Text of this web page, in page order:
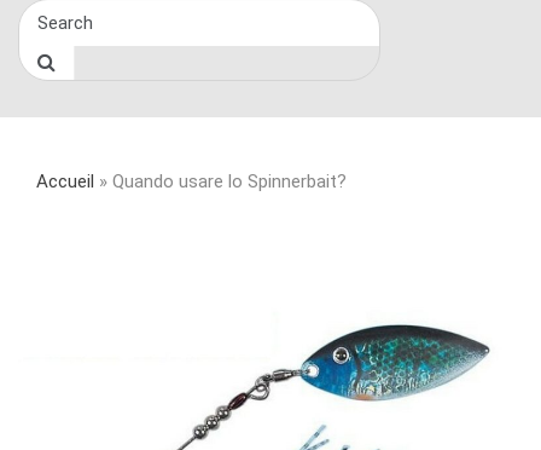
Accueil » Quando usare lo Spinnerbait?